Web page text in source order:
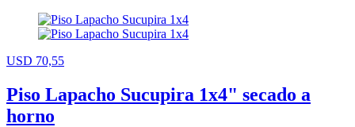
USD 70,55
Piso Lapacho Sucupira 1x4" secado a
horno